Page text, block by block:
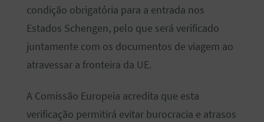
condição obrigatória para a entrada nos
Estados Schengen, pelo que será verificado
juntamente com os documentos de viagem ao
atravessar a fronteira da UE.
A Comissão Europeia acredita que esta
verificação permitirá evitar burocracia e atrasos